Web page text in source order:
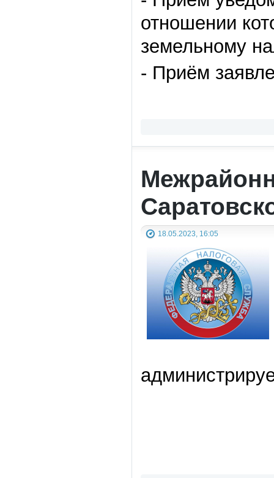
отношении
земельному
- Приём
18.05.2023, 16:05